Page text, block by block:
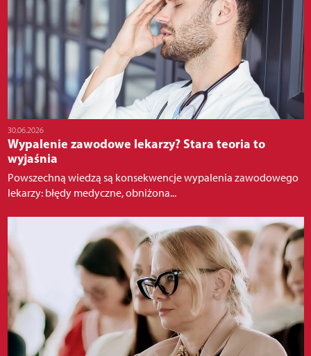
30.06.2026
Wypalenie zawodowe lekarzy? Stara teoria to
wyjaśnia
Powszechną wiedzą są konsekwencje wypalenia zawodowego
lekarzy: błędy medyczne, obniżona...